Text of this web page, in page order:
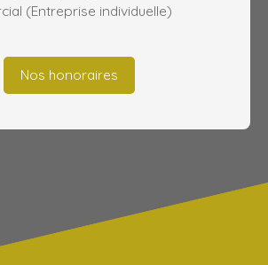
(Entreprise individuelle)
Nos honoraires